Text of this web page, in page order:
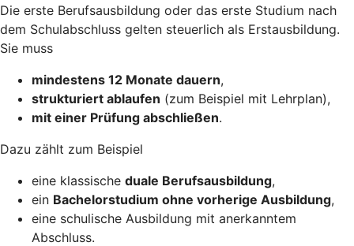
Die erste Berufsausbildung oder das erste Studium nach
dem Schulabschluss gelten steuerlich als Erstausbildung.
Sie muss
mindestens 12 Monate dauern,
strukturiert ablaufen (zum Beispiel mit Lehrplan),
mit einer Prüfung abschließen.
Dazu zählt zum Beispiel
eine klassische duale Berufsausbildung,
ein Bachelorstudium ohne vorherige Ausbildung,
eine schulische Ausbildung mit anerkanntem
Abschluss.